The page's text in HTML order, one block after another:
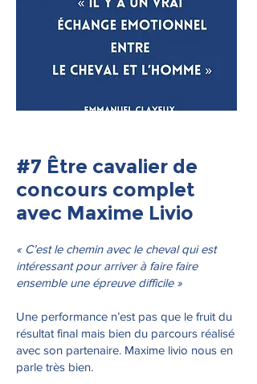
#7 Être cavalier de
concours complet
avec Maxime Livio
« C’est le chemin avec le cheval qui est
intéressant pour arriver à faire faire
ensemble une épreuve difficile »
Une performance n’est pas que le fruit du
résultat final mais bien du parcours réalisé
avec son partenaire. Maxime livio nous en
parle très bien.